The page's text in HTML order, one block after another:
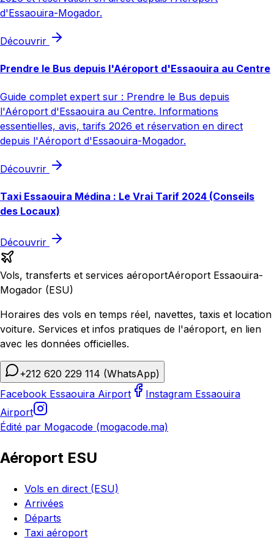
d'Essaouira-Mogador.
Découvrir
Prendre le Bus depuis l'Aéroport d'Essaouira au Centre
Guide complet expert sur : Prendre le Bus depuis
l'Aéroport d'Essaouira au Centre. Informations
essentielles, avis, tarifs 2026 et réservation en direct
depuis l'Aéroport d'Essaouira-Mogador.
Découvrir
Taxi Essaouira Médina : Le Vrai Tarif 2024 (Conseils
des Locaux)
Découvrir
Vols, transferts et services aéroportAéroport Essaouira-
Mogador (ESU)
Horaires des vols en temps réel, navettes, taxis et location
voiture. Services et infos pratiques de l'aéroport, en lien
avec les données officielles.
+212 620 229 114 (WhatsApp)
Facebook Essaouira Airport
Instagram Essaouira
Airport
Édité par Mogacode (mogacode.ma)
Aéroport ESU
Vols en direct (ESU)
Arrivées
Départs
Taxi aéroport